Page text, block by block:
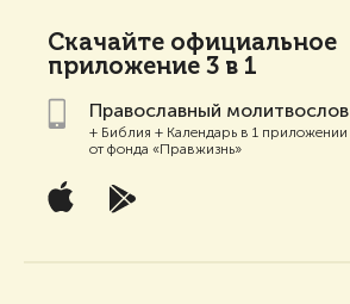
Скачайте официальное
приложение 3 в 1
Православный молитвослов
+ Библия + Календарь в 1 приложении
от фонда «Правжизнь»